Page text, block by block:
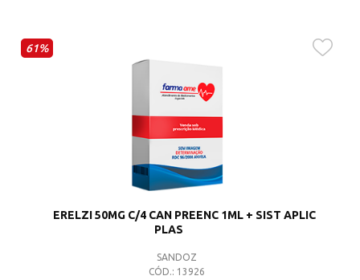
61%
ERELZI 50MG C/4 CAN PREENC 1ML + SIST APLIC
PLAS
SANDOZ
CÓD.: 13926